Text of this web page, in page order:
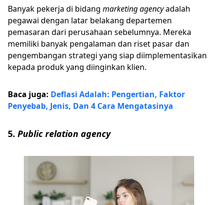
Banyak pekerja di bidang marketingagencyadalah
pegawai dengan latar belakang departemen
pemasaran dari perusahaan sebelumnya. Mereka
memiliki banyak pengalaman dan riset pasar dan
pengembangan strategi yang siap diimplementasikan
kepada produk yang diinginkan klien.
Baca juga: Deflasi Adalah: Pengertian, Faktor
Penyebab, Jenis, Dan 4 Cara Mengatasinya
5. Public relation agency